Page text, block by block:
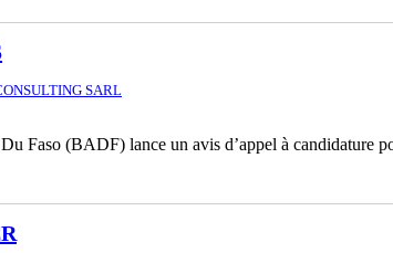
SARL
Faso (BADF) lance un avis d’appel à candidature